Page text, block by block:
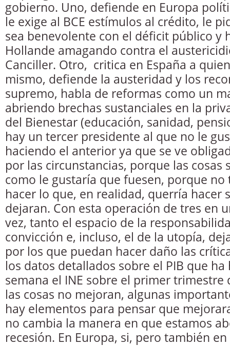
gobierno. Uno, defiende en Europa
le exige al BCE estímulos al crédito, le
sea benevolente con el déficit público y
Hollande amagando contra el
Canciller. Otro, critica en España a
mismo, defiende la austeridad y los
supremo, habla de reformas como un
abriendo brechas sustanciales en la
del Bienestar (educación, sanidad,
hay un tercer presidente al que no le
haciendo el anterior ya que se ve
por las circunstancias, porque las cosas
como le gustaría que fuesen, porque
hacer lo que, en realidad, querría hacer
dejaran. Con esta operación de tres en
vez, tanto el espacio de la
convicción e, incluso, el de la utopía,
por los que puedan hacer daño las
los datos detallados sobre el PIB que
semana el INE sobre el primer trimestre
las cosas no mejoran, algunas
hay elementos para pensar que
no cambia la manera en que estamos
recesión. En Europa, si, pero también en